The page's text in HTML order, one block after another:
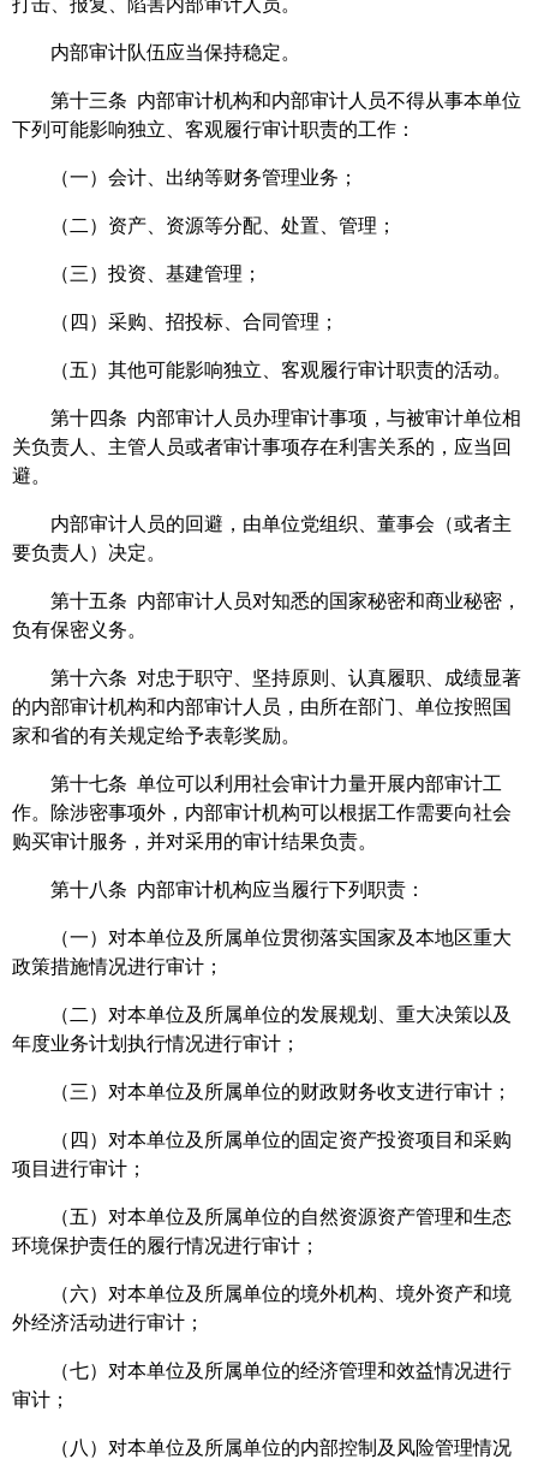
打击、报复、陷害内部审计人员。
内部审计队伍应当保持稳定。
第十三条 内部审计机构和内部审计人员不得从事本单位
下列可能影响独立、客观履行审计职责的工作：
（一）会计、出纳等财务管理业务；
（二）资产、资源等分配、处置、管理；
（三）投资、基建管理；
（四）采购、招投标、合同管理；
（五）其他可能影响独立、客观履行审计职责的活动。
第十四条 内部审计人员办理审计事项，与被审计单位相
关负责人、主管人员或者审计事项存在利害关系的，应当回
避。
内部审计人员的回避，由单位党组织、董事会（或者主
要负责人）决定。
第十五条 内部审计人员对知悉的国家秘密和商业秘密，
负有保密义务。
第十六条 对忠于职守、坚持原则、认真履职、成绩显著
的内部审计机构和内部审计人员，由所在部门、单位按照国
家和省的有关规定给予表彰奖励。
第十七条 单位可以利用社会审计力量开展内部审计工
作。除涉密事项外，内部审计机构可以根据工作需要向社会
购买审计服务，并对采用的审计结果负责。
第十八条 内部审计机构应当履行下列职责：
（一）对本单位及所属单位贯彻落实国家及本地区重大
政策措施情况进行审计；
（二）对本单位及所属单位的发展规划、重大决策以及
年度业务计划执行情况进行审计；
（三）对本单位及所属单位的财政财务收支进行审计；
（四）对本单位及所属单位的固定资产投资项目和采购
项目进行审计；
（五）对本单位及所属单位的自然资源资产管理和生态
环境保护责任的履行情况进行审计；
（六）对本单位及所属单位的境外机构、境外资产和境
外经济活动进行审计；
（七）对本单位及所属单位的经济管理和效益情况进行
审计；
（八）对本单位及所属单位的内部控制及风险管理情况